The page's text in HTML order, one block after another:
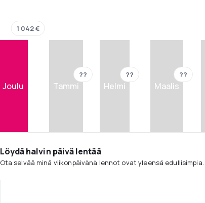
Joulu
1 042 €
Tammi
??
Helmi
??
Maalis
??
Löydä halvin päivä lentää
Ota selvää minä viikonpäivänä lennot ovat yleensä edullisimpia.